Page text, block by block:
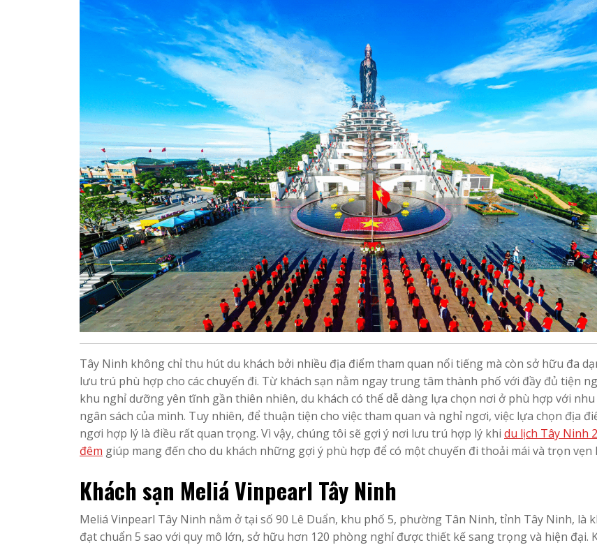
Tây Ninh không chỉ thu hút du khách bởi nhiều địa điểm tham quan nổi tiếng mà còn sở hữu đa
lưu trú phù hợp cho các chuyến đi. Từ khách sạn nằm ngay trung tâm thành phố với đầy đủ tiện
khu nghỉ dưỡng yên tĩnh gần thiên nhiên, du khách có thể dễ dàng lựa chọn nơi ở phù hợp với nhu
ngân sách của mình. Tuy nhiên, để thuận tiện cho việc tham quan và nghỉ ngơi, việc lựa chọn địa
ngơi hợp lý là điều rất quan trọng. Vì vậy, chúng tôi sẽ gợi ý nơi lưu trú hợp lý khi du lịch Tây Ninh
đêm giúp mang đến cho du khách những gợi ý phù hợp để có một chuyến đi thoải mái và trọn vẹn
Khách sạn Meliá Vinpearl Tây Ninh
Meliá Vinpearl Tây Ninh nằm ở tại số 90 Lê Duẩn, khu phố 5, phường Tân Ninh, tỉnh Tây Ninh, là
đạt chuẩn 5 sao với quy mô lớn, sở hữu hơn 120 phòng nghỉ được thiết kế sang trọng và hiện đại.